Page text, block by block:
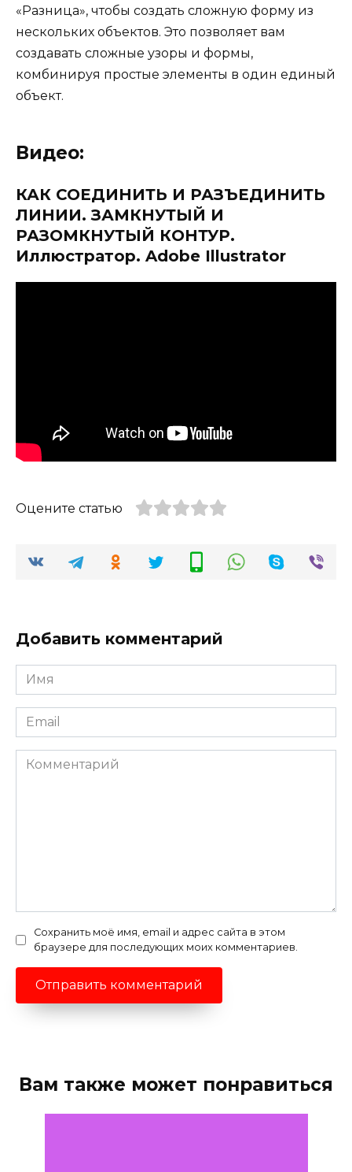
«Разница», чтобы создать сложную форму из
нескольких объектов. Это позволяет вам
создавать сложные узоры и формы,
комбинируя простые элементы в один единый
объект.
Видео:
КАК СОЕДИНИТЬ И РАЗЪЕДИНИТЬ
ЛИНИИ. ЗАМКНУТЫЙ И
РАЗОМКНУТЫЙ КОНТУР.
Иллюстратор. Adobe Illustrator
Оцените статью
Добавить комментарий
Имя
*
Email
*
Комментарий
Сохранить моё имя, email и адрес сайта в этом
браузере для последующих моих комментариев.
Вам также может понравиться